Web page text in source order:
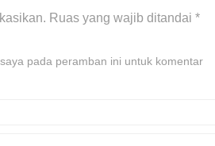
Ruas yang wajib ditandai *
pada peramban ini untuk komentar